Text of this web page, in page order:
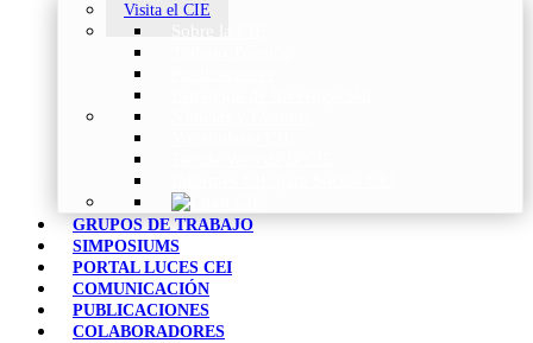
Visita el CIE
GRUPOS DE TRABAJO
SIMPOSIUMS
PORTAL LUCES CEI
COMUNICACIÓN
PUBLICACIONES
COLABORADORES